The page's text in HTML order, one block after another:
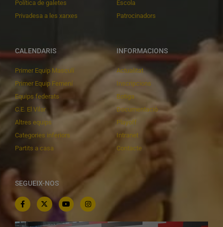
Política de galetes
Privadesa a les xarxes
Escola
Patrocinadors
CALENDARIS
Primer Equip Masculí
Primer Equip Femení
Equips federats
C.E. El Vilar
Altres equips
Categories inferiors
Partits a casa
INFORMACIONS
Actualitat
Inscripcions
Botiga
Documentació
Playoff
Intranet
Contacte
SEGUEIX-NOS